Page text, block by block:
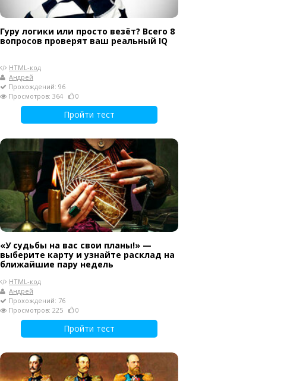
Гуру логики или просто везёт? Всего 8
вопросов проверят ваш реальный IQ
HTML-код
Андрей
Прохождений: 96
Просмотров: 364
0
Пройти тест
«У судьбы на вас свои планы!» —
выберите карту и узнайте расклад на
ближайшие пару недель
HTML-код
Андрей
Прохождений: 76
Просмотров: 225
0
Пройти тест